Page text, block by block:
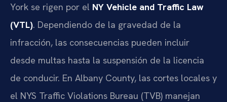
York se rigen por el NY Vehicle and Traffic Law
(VTL). Dependiendo de la gravedad de la
infracción, las consecuencias pueden incluir
desde multas hasta la suspensión de la licencia
de conducir. En Albany County, las cortes locales y
el NYS Traffic Violations Bureau (TVB) manejan